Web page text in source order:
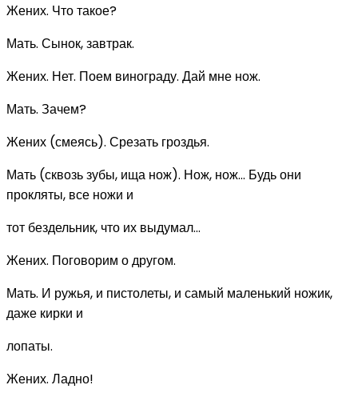
Жених. Что такое?
Мать. Сынок, завтрак.
Жених. Нет. Поем винограду. Дай мне нож.
Мать. Зачем?
Жених (смеясь). Срезать гроздья.
Мать (сквозь зубы, ища нож). Нож, нож... Будь они
прокляты, все ножи и
тот бездельник, что их выдумал...
Жених. Поговорим о другом.
Мать. И ружья, и пистолеты, и самый маленький ножик,
даже кирки и
лопаты.
Жених. Ладно!